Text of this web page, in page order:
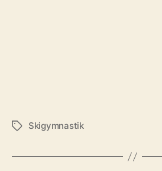
Schlagwörter
Skigymnastik